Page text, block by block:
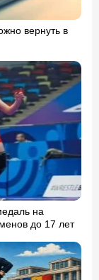
вернуть в
на
до 17 лет